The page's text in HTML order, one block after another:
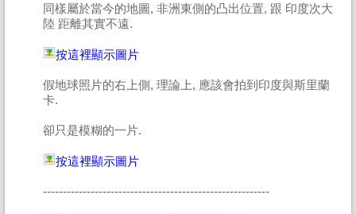
同樣屬於當今的地圖, 非洲東側的凸出位置, 跟 印度次大
陸 距離其實不遠.
按這裡顯示圖片
假地球照片的右上側, 理論上, 應該會拍到印度與斯里蘭
卡.
卻只是模糊的一片.
按這裡顯示圖片
---------------------------------------------------------